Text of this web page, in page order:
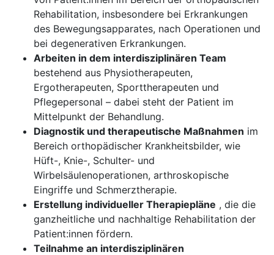
Rehabilitation, insbesondere bei Erkrankungen
des Bewegungsapparates, nach Operationen und
bei degenerativen Erkrankungen.
Arbeiten in dem interdisziplinären Team
bestehend aus Physiotherapeuten,
Ergotherapeuten, Sporttherapeuten und
Pflegepersonal – dabei steht der Patient im
Mittelpunkt der Behandlung.
Diagnostik und therapeutische Maßnahmen im
Bereich orthopädischer Krankheitsbilder, wie
Hüft-, Knie-, Schulter- und
Wirbelsäulenoperationen, arthroskopische
Eingriffe und Schmerztherapie.
Erstellung individueller Therapiepläne , die die
ganzheitliche und nachhaltige Rehabilitation der
Patient:innen fördern.
Teilnahme an interdisziplinären